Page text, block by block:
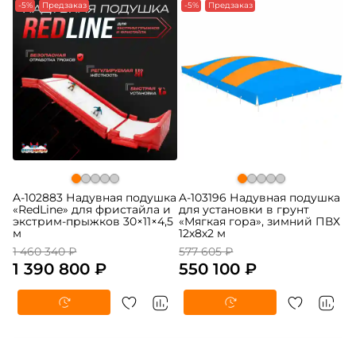
-5% Предзаказ
A-102883 Надувная подушка
«RedLine» для фристайла и
экстрим-прыжков 30×11×4,5
м
1 460 340 ₽
1 390 800 ₽
-5% Предзаказ
A-103196 Надувная подушка
для установки в грунт
«Мягкая гора», зимний ПВХ
12х8х2 м
577 605 ₽
550 100 ₽